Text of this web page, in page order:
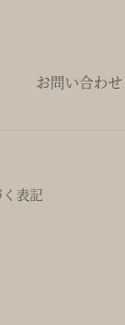
お問い合わせ
表記